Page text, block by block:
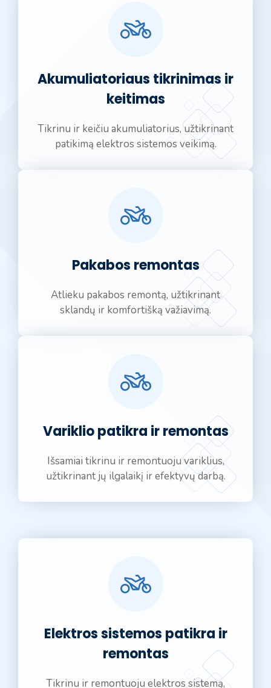
Akumuliatoriaus tikrinimas ir
keitimas
Tikrinu ir keičiu akumuliatorius, užtikrinant
patikimą elektros sistemos veikimą.
Pakabos remontas
Atlieku pakabos remontą, užtikrinant
sklandų ir komfortišką važiavimą.
Variklio patikra ir remontas
Išsamiai tikrinu ir remontuoju variklius,
užtikrinant jų ilgalaikį ir efektyvų darbą.
Elektros sistemos patikra ir
remontas
Tikrinu ir remontuoju elektros sistemą,